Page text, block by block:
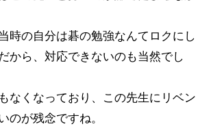
時の自分は碁の勉強なんてロクにし
から、対応できないのも当然でし
なくなっており、この先生にリベン
のが残念ですね。